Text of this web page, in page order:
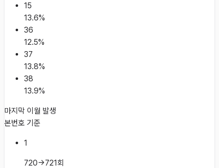
15
13.6%
36
12.5%
37
13.8%
38
13.9%
마지막 이월 발생
본번호 기준
1
720→721회